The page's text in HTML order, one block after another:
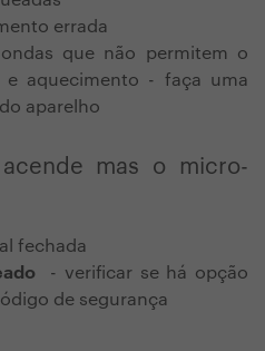
errada
que não permitem o
e aquecimento - faça uma
do aparelho
mas o micro-
fechada
- verificar se há opção
de segurança